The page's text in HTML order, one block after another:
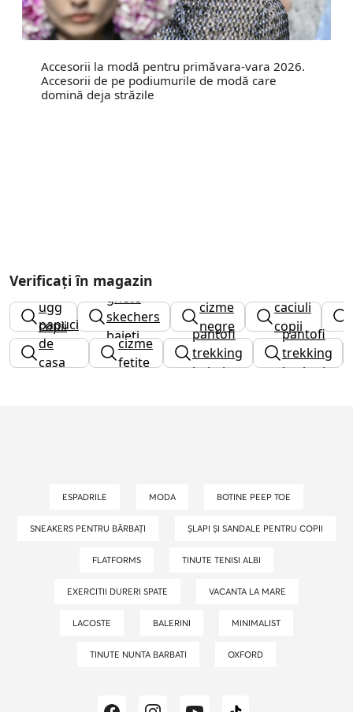
Accesorii la modă pentru primăvara-vara 2026.
Accesorii de pe podiumurile de modă care
domină deja străzile
Verificați în magazin
ugg
copii
ghete
skechers
baieti
cizme
negre
caciuli
copii
papuci
de
casa
cizme
fetite
pantofi
trekking
baieti
pantofi
trekking
barbati
ESPADRILE MODA BOTINE PEEP TOE
SNEAKERS PENTRU BĂRBAȚI ȘLAPI ȘI SANDALE PENTRU COPII
FLATFORMS TINUTE TENISI ALBI
EXERCITII DURERI SPATE VACANTA LA MARE
LACOSTE BALERINI MINIMALIST
TINUTE NUNTA BARBATI OXFORD